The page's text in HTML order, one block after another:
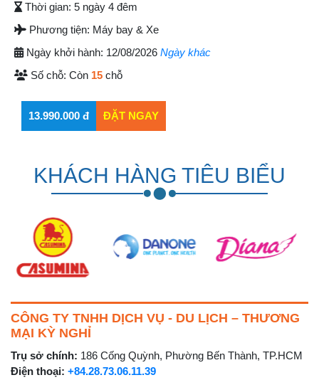
Thời gian: 5 ngày 4 đêm
Phương tiện: Máy bay & Xe
Ngày khởi hành: 12/08/2026 Ngày khác
Số chỗ: Còn 15 chỗ
KHÁCH HÀNG TIÊU BIỂU
CÔNG TY TNHH DỊCH VỤ - DU LỊCH – THƯƠNG
MẠI KỲ NGHỈ
Trụ sở chính: 186 Cống Quỳnh, Phường Bến Thành, TP.HCM
Điện thoại: +84.28.73.06.11.39